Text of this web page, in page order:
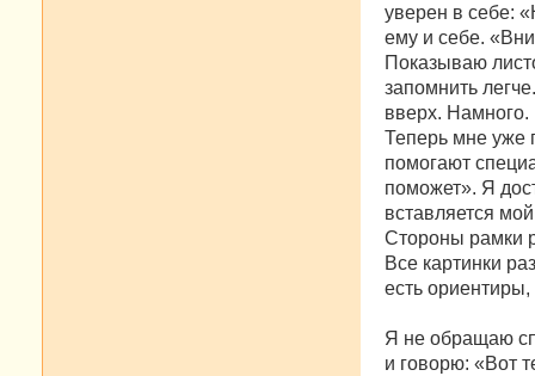
уверен в себе:
ему и себе.
Показываю
запомнить
вверх. Намного.
Теперь мне уже
помогают
поможет». Я
вставляется
Стороны рамки
Все картинки
есть
Я не обращаю
и говорю: «Вот